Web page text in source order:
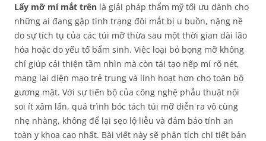
Lấy mỡ mí mắt trên là giải pháp thẩm mỹ tối ưu dành cho
những ai đang gặp tình trạng đôi mắt bị u buồn, nặng nề
do sự tích tụ của các túi mỡ thừa sau một thời gian dài lão
hóa hoặc do yếu tố bẩm sinh. Việc loại bỏ bọng mỡ không
chỉ giúp cải thiện tầm nhìn mà còn tái tạo nếp mí rõ nét,
mang lại diện mạo trẻ trung và linh hoạt hơn cho toàn bộ
gương mặt. Với sự tiến bộ của công nghệ phẫu thuật nội
soi ít xâm lấn, quá trình bóc tách túi mỡ diễn ra vô cùng
nhẹ nhàng, không để lại sẹo lộ liễu và đảm bảo tính an
toàn y khoa cao nhất. Bài viết này sẽ phân tích chi tiết bản